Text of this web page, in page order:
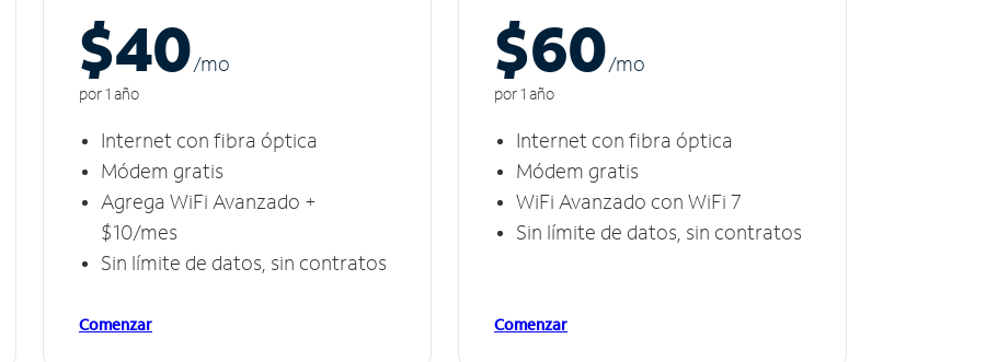
$40/mo
por 1 año
Internet con fibra óptica
Módem gratis
Agrega WiFi Avanzado +
$10/mes
Sin límite de datos, sin contratos
Comenzar
$60/mo
por 1 año
Internet con fibra óptica
Módem gratis
WiFi Avanzado con WiFi 7
Sin límite de datos, sin contratos
Comenzar